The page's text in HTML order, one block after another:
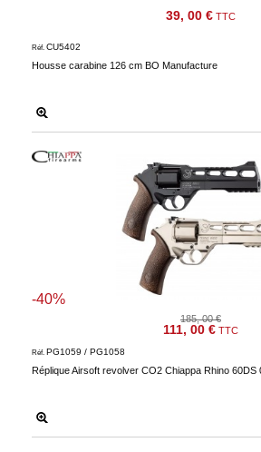
39, 00 € TTC
Housse carabine 126 cm BO Manufacture
Réf. CU5402
185, 00 €
111, 00 € TTC
-40%
Réplique Airsoft revolver CO2 Chiappa Rhino 60DS
Réf. PG1059 / PG1058